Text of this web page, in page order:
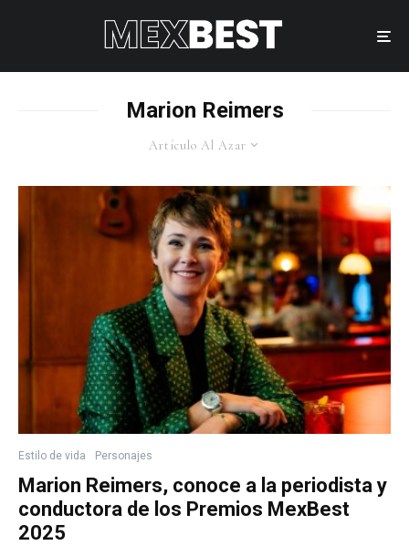
Marion Reimers
Artículo Al Azar
Estilo de vida Personajes
Marion Reimers, conoce a la periodista y
conductora de los Premios MexBest
2025